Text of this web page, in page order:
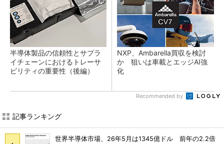
半導体製品の信頼性とサプラ
イチェーンにおけるトレーサ
ビリティの重要性（後編）
NXP、Ambarella買収を検討
か 狙いは車載とエッジAI強
化
Recommended by
記事ランキング
世界半導体市場、26年5月は1345億ドル 前年の2.2倍